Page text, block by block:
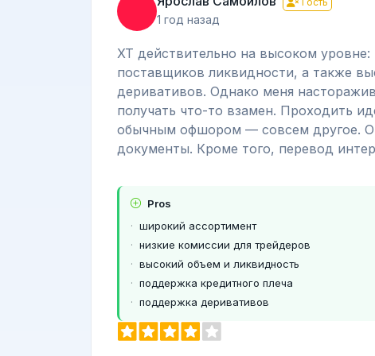
1 год назад
ХТ действительно на высоком
поставщиков ликвидности, а также
деривативов. Однако меня
получать что-то взамен. Проходить
обычным офшором — совсем другое.
документы. Кроме того, перевод
Pros
широкий ассортимент
низкие комиссии для трейдеров
высокий объем и ликвидность
поддержка кредитного плеча
поддержка деривативов